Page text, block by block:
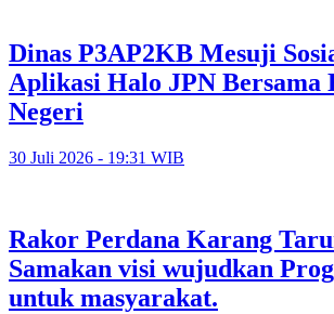
Dinas P3AP2KB Mesuji
Aplikasi Halo JPN Bersama
Negeri
30 Juli 2026 - 19:31 WIB
Rakor Perdana Karang
Samakan visi wujudkan
untuk masyarakat.